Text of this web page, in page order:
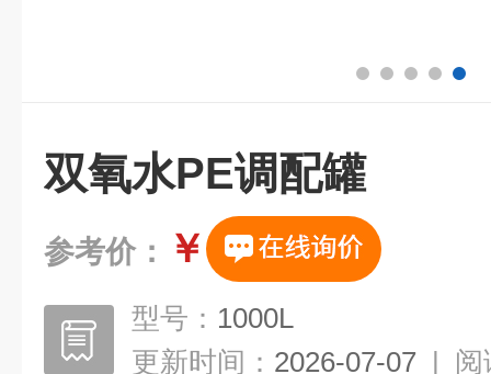
双氧水PE调配罐
参考价： ￥
型号： 1000L
更新时间： 2026-07-07 | 阅